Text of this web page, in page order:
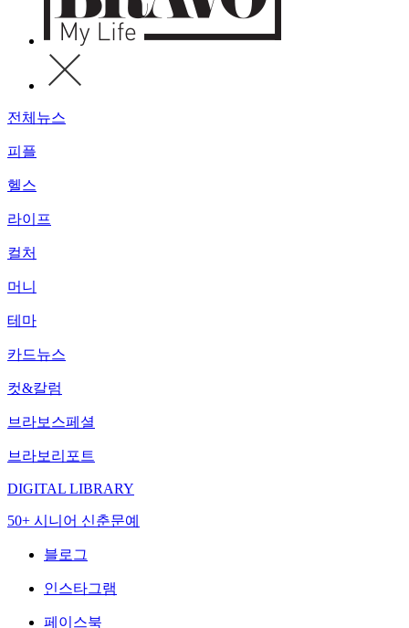
전체뉴스
피플
헬스
라이프
컬처
머니
테마
카드뉴스
컷&칼럼
브라보스페셜
브라보리포트
DIGITAL LIBRARY
50+ 시니어 신춘문예
블로그
인스타그램
페이스북